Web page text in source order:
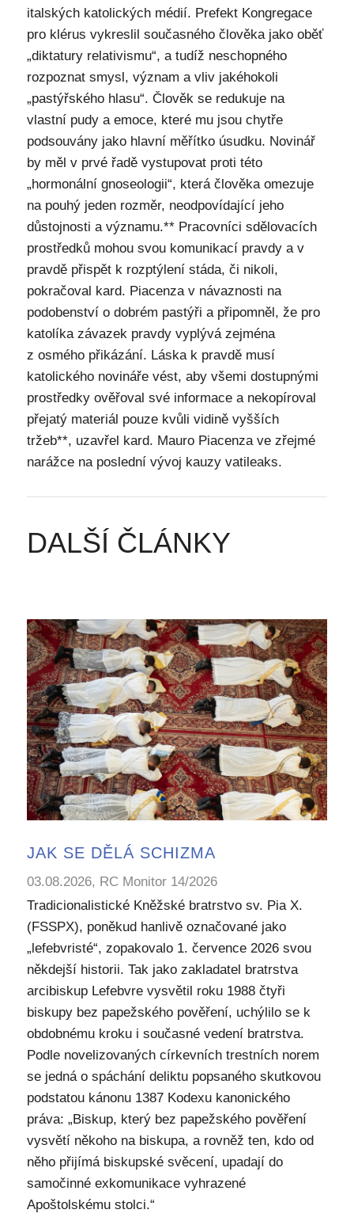
italských katolických médií. Prefekt Kongregace
pro klérus vykreslil současného člověka jako oběť
„diktatury relativismu“, a tudíž neschopného
rozpoznat smysl, význam a vliv jakéhokoli
„pastýřského hlasu“. Člověk se redukuje na
vlastní pudy a emoce, které mu jsou chytře
podsouvány jako hlavní měřítko úsudku. Novinář
by měl v prvé řadě vystupovat proti této
„hormonální gnoseologii“, která člověka omezuje
na pouhý jeden rozměr, neodpovídající jeho
důstojnosti a významu.** Pracovníci sdělovacích
prostředků mohou svou komunikací pravdy a v
pravdě přispět k rozptýlení stáda, či nikoli,
pokračoval kard. Piacenza v návaznosti na
podobenství o dobrém pastýři a připomněl, že pro
katolíka závazek pravdy vyplývá zejména
z osmého přikázání. Láska k pravdě musí
katolického novináře vést, aby všemi dostupnými
prostředky ověřoval své informace a nekopíroval
přejatý materiál pouze kvůli vidině vyšších
tržeb**, uzavřel kard. Mauro Piacenza ve zřejmé
narážce na poslední vývoj kauzy vatileaks.
DALŠÍ ČLÁNKY
JAK SE DĚLÁ SCHIZMA
03.08.2026, RC Monitor 14/2026
Tradicionalistické Kněžské bratrstvo sv. Pia X.
(FSSPX), poněkud hanlivě označované jako
„lefebvristé“, zopakovalo 1. července 2026 svou
někdejší historii. Tak jako zakladatel bratrstva
arcibiskup Lefebvre vysvětil roku 1988 čtyři
biskupy bez papežského pověření, uchýlilo se k
obdobnému kroku i současné vedení bratrstva.
Podle novelizovaných církevních trestních norem
se jedná o spáchání deliktu popsaného skutkovou
podstatou kánonu 1387 Kodexu kanonického
práva: „Biskup, který bez papežského pověření
vysvětí někoho na biskupa, a rovněž ten, kdo od
něho přijímá biskupské svěcení, upadají do
samočinné exkomunikace vyhrazené
Apoštolskému stolci.“